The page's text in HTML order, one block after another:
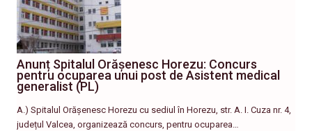
Anunț Spitalul Orășenesc Horezu: Concurs
pentru ocuparea unui post de Asistent medical
generalist (PL)
A.) Spitalul Orășenesc Horezu cu sediul în Horezu, str. A. I. Cuza nr. 4,
județul Valcea, organizează concurs, pentru ocuparea…